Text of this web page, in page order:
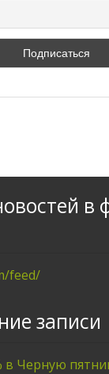
в
feed/
записи
в Черную